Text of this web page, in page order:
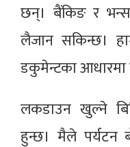
छन्। बैंकिङ र
लैजान सकिन्छ।
डकुमेन्टका आधारमा
लकडाउन खुल्ने
हुन्छ। मैले पर्यटन